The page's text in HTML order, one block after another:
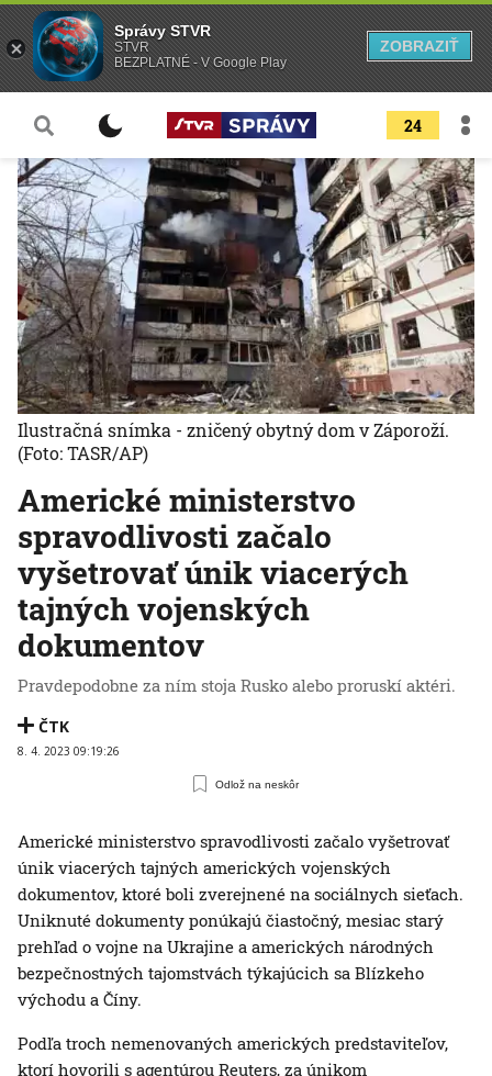
24
Americké ministerstvo
spravodlivosti začalo
vyšetrovať únik viacerých
tajných vojenských
dokumentov
Pravdepodobne za ním stoja Rusko alebo proruskí aktéri.
ČTK
8. 4. 2023 09:19:26
Odlož na neskôr
Ilustračná snímka - zničený obytný dom v Záporoží.
(Foto: TASR/AP)
Americké ministerstvo spravodlivosti začalo vyšetrovať
únik viacerých tajných amerických vojenských
dokumentov, ktoré boli zverejnené na sociálnych sieťach.
Uniknuté dokumenty ponúkajú čiastočný, mesiac starý
prehľad o vojne na Ukrajine a amerických národných
bezpečnostných tajomstvách týkajúcich sa Blízkeho
východu a Číny.
Podľa troch nemenovaných amerických predstaviteľov,
ktorí hovorili s agentúrou Reuters, za únikom
Správy STVR
STVR
BEZPLATNÉ - V Google Play
ZOBRAZIŤ